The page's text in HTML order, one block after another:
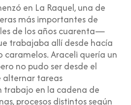
en La Raquel, una de
más importantes de
de los años cuarenta—
trabajaba allí desde hacía
Araceli quería un
no pudo ser desde el
alternar tareas
trabajo en la cadena de
procesos distintos según